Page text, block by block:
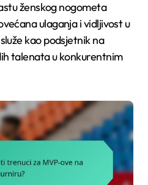
ženskog nogometa
ulaganja i vidljivost u
kao podsjetnik na
talenata u konkurentnim